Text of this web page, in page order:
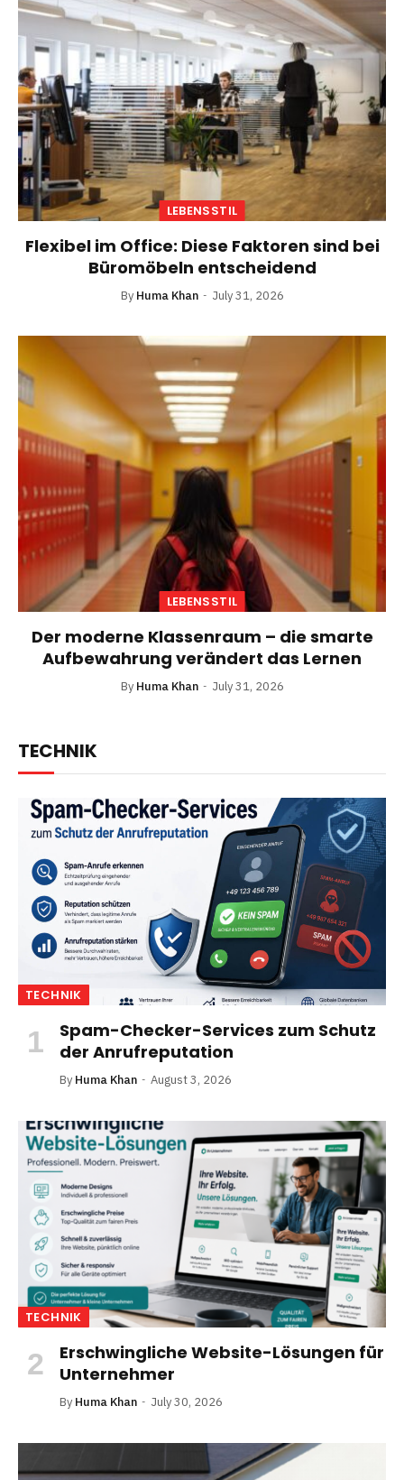
LEBENSSTIL
Flexibel im Office: Diese Faktoren sind bei
Büromöbeln entscheidend
By Huma Khan July 31, 2026
LEBENSSTIL
Der moderne Klassenraum – die smarte
Aufbewahrung verändert das Lernen
By Huma Khan July 31, 2026
TECHNIK
TECHNIK
Spam-Checker-Services zum Schutz
der Anrufreputation
By Huma Khan August 3, 2026
TECHNIK
Erschwingliche Website-Lösungen für
Unternehmer
By Huma Khan July 30, 2026